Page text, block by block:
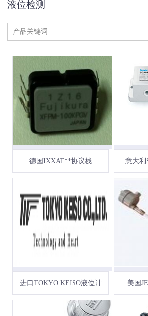
液位检测
德国IXXAT**协议栈 意大利
进口TOKYO KEISO液位计 美国